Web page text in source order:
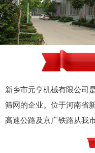
新乡市元亨机械有限公司
筛网的企业。位于河南省
高速公路及京广铁路从我